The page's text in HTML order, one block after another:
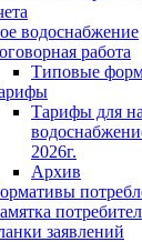
водоснабжение
работа
Типовые
Тарифы для
2026г.
Архив
заявлений